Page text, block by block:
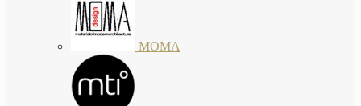
MOMA